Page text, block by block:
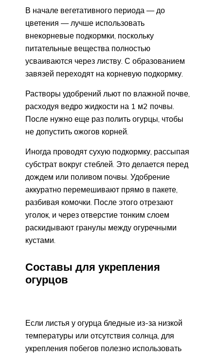
В начале вегетативного периода — до
цветения — лучше использовать
внекорневые подкормки, поскольку
питательные вещества полностью
усваиваются через листву. С образованием
завязей переходят на корневую подкормку.
Растворы удобрений льют по влажной почве,
расходуя ведро жидкости на 1 м2 почвы.
После нужно еще раз полить огурцы, чтобы
не допустить ожогов корней.
Иногда проводят сухую подкормку, рассыпая
субстрат вокруг стеблей. Это делается перед
дождем или поливом почвы. Удобрение
аккуратно перемешивают прямо в пакете,
разбивая комочки. После этого отрезают
уголок, и через отверстие тонким слоем
раскидывают гранулы между огуречными
кустами.
Составы для укрепления
огурцов
Если листья у огурца бледные из-за низкой
температуры или отсутствия солнца, для
укрепления побегов полезно использовать